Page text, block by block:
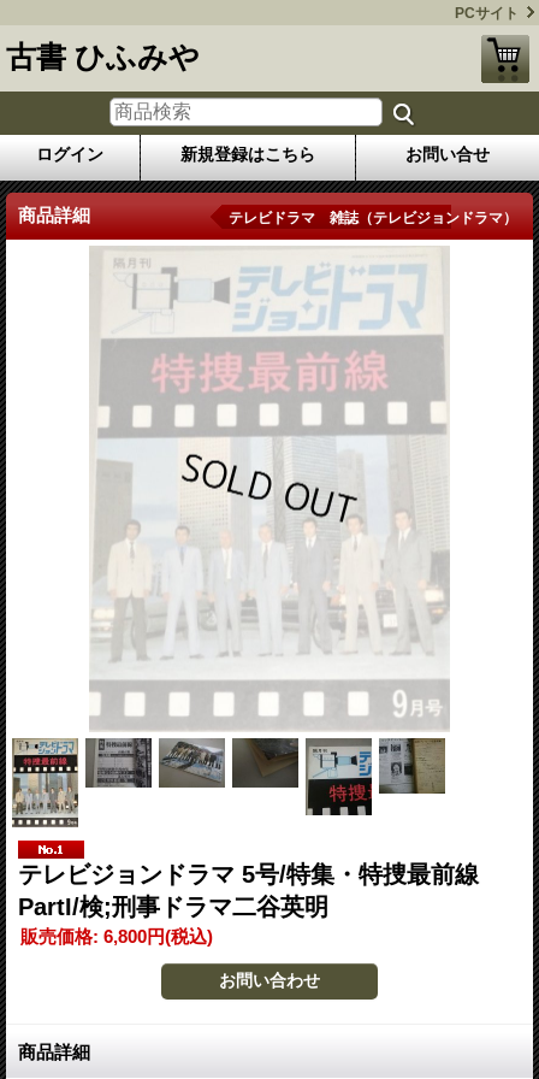
PCサイト
古書 ひふみや
ログイン 新規登録はこちら お問い合せ
商品詳細 テレビドラマ 雑誌（テレビジョンドラマ）
テレビジョンドラマ 5号/特集・特捜最前線
PartI/検;刑事ドラマ二谷英明
販売価格: 6,800円(税込)
商品詳細